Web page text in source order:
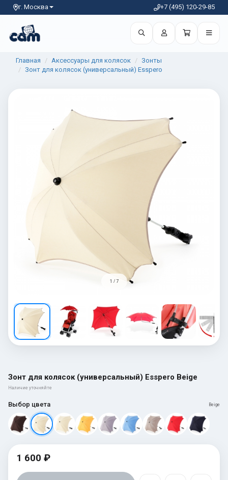
г. Москва +7 (495) 120-29-85
Главная Аксессуары для колясок
Зонты
Зонт для колясок (универсальный) Esspero
1 / 7
Зонт для колясок (универсальный) Esspero Beige
Наличие уточняйте
Выбор цвета Beige
1 600 ₽